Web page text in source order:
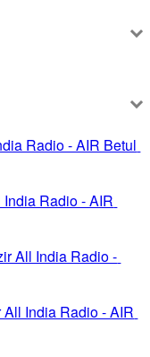
Radio - AIR Betul
Radio - AIR
All India Radio -
All India Radio - AIR